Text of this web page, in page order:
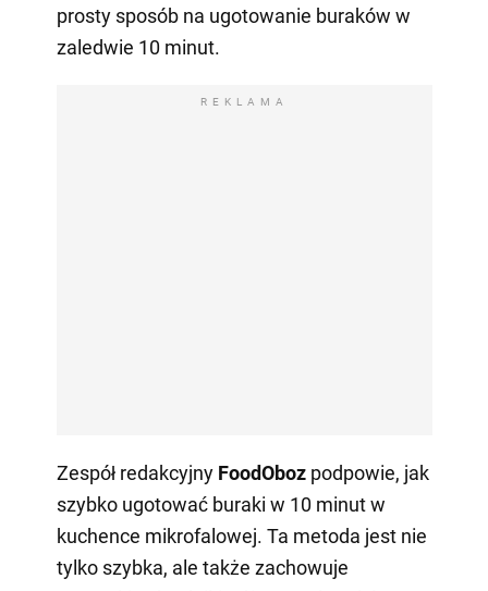
prosty sposób na ugotowanie buraków w
zaledwie 10 minut.
REKLAMA
Zespół redakcyjny FoodOboz podpowie, jak
szybko ugotować buraki w 10 minut w
kuchence mikrofalowej. Ta metoda jest nie
tylko szybka, ale także zachowuje